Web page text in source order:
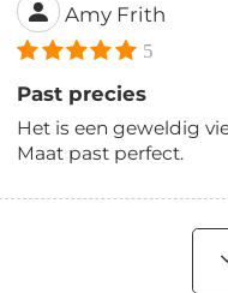
Amy Frith
5
Past precies
Het is een geweldig
Maat past perfect.